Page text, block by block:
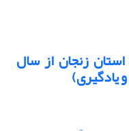
استان زنجان از سال